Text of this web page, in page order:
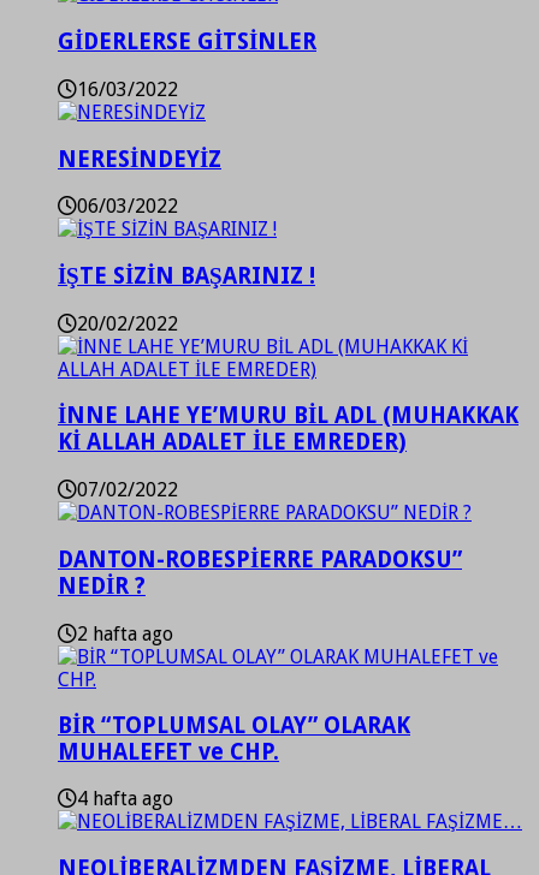
GİDERLERSE GİTSİNLER
16/03/2022
NERESİNDEYİZ
06/03/2022
İŞTE SİZİN BAŞARINIZ !
20/02/2022
İNNE LAHE YE’MURU BİL ADL (MUHAKKAK
Kİ ALLAH ADALET İLE EMREDER)
07/02/2022
DANTON-ROBESPİERRE PARADOKSU”
NEDİR ?
2 hafta ago
BİR “TOPLUMSAL OLAY” OLARAK
MUHALEFET ve CHP.
4 hafta ago
NEOLİBERALİZMDEN FAŞİZME, LİBERAL